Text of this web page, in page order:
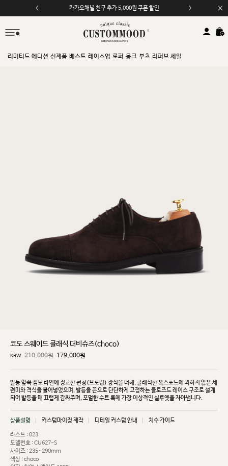
카카오채널 친구 추가 5,000원 쿠폰 할인
모바일 앱 자동 2,000원 할인
리미티드 에디션 신제품 베스트 레이스업 로퍼 몽크 부츠 리퍼브 세일
코도 스웨이드 클래식 더비슈즈(choco)
KRW 210,000원 179,000원
발등 앞쪽 캡토 라인에 정교한 펀칭(브로깅) 장식을 더해, 클래식한 옥스포드에 과하지 않은 세
련미와격식을 불어넣었으며, 발등을 끈으로 단단하게 고정하는 클로즈드 레이스 구조로 설계
되어 발등을 매 끄럽게 감싸주며, 포멀한 수트 룩에 가장 이상적인 실루엣을 자아냅니다.
상품설명 커스텀마이징 제작 디테일 커스텀 안내 치수 가이드
라스트 : 023
모델번호 : CU627-S
사이즈 : 235~290mm
색상 : choco